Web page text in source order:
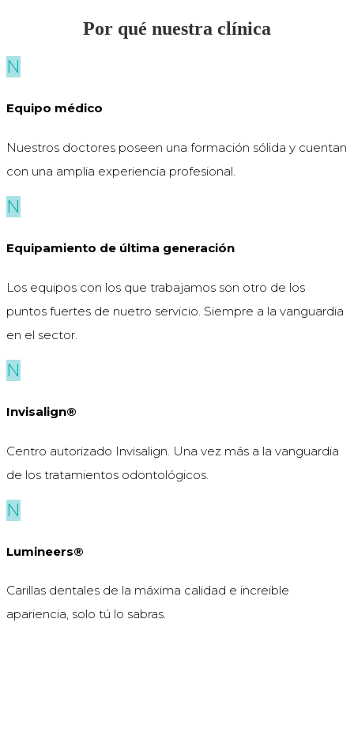
Por qué nuestra clínica
N
Equipo médico
Nuestros doctores poseen una formación sólida y cuentan
con una amplia experiencia profesional.
N
Equipamiento de última generación
Los equipos con los que trabajamos son otro de los
puntos fuertes de nuetro servicio. Siempre a la vanguardia
en el sector.
N
Invisalign®
Centro autorizado Invisalign. Una vez más a la vanguardia
de los tratamientos odontológicos.
N
Lumineers®
Carillas dentales de la máxima calidad e increible
apariencia, solo tú lo sabras.